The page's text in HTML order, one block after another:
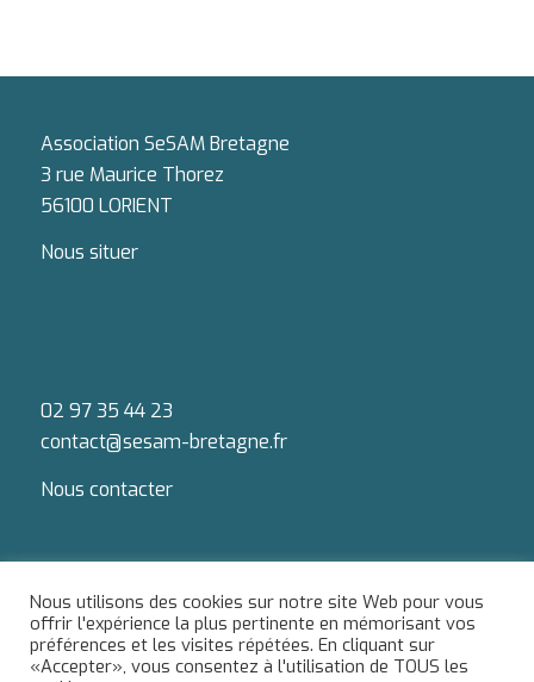
Association SeSAM Bretagne
3 rue Maurice Thorez
56100 LORIENT
Nous situer
02 97 35 44 23
contact@sesam-bretagne.fr
Nous contacter
Du lundi au jeudi : 9h-12h / 13h-18h
Nous utilisons des cookies sur notre site Web pour vous
offrir l'expérience la plus pertinente en mémorisant vos
préférences et les visites répétées. En cliquant sur
«Accepter», vous consentez à l'utilisation de TOUS les